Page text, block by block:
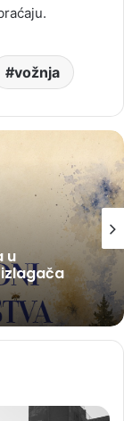
vožnja
u